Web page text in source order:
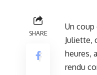
SHARE
Un coup
Juliette,
heures,
rendu